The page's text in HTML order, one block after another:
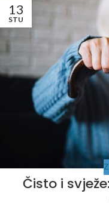
13
STU
Čisto i